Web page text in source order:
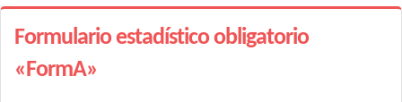
Formulario estadístico obligatorio
«FormA»